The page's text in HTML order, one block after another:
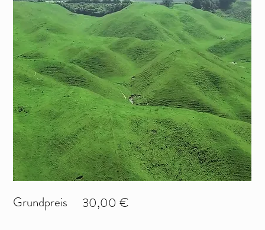
Grundpreis 30,00 €